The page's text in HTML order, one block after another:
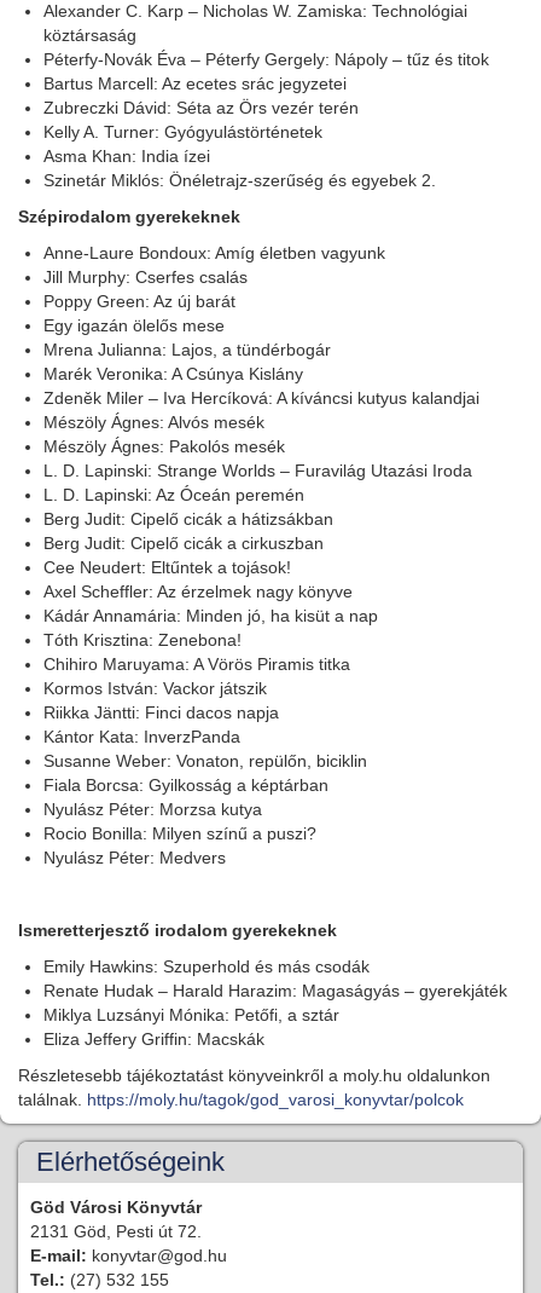
Alexander C. Karp – Nicholas W. Zamiska: Technológiai
köztársaság
Péterfy-Novák Éva – Péterfy Gergely: Nápoly – tűz és titok
Bartus Marcell: Az ecetes srác jegyzetei
Zubreczki Dávid: Séta az Örs vezér terén
Kelly A. Turner: Gyógyulástörténetek
Asma Khan: India ízei
Szinetár Miklós: Önéletrajz-szerűség és egyebek 2.
Szépirodalom gyerekeknek
Anne-Laure Bondoux: Amíg életben vagyunk
Jill Murphy: Cserfes csalás
Poppy Green: Az új barát
Egy igazán ölelős mese
Mrena Julianna: Lajos, a tündérbogár
Marék Veronika: A Csúnya Kislány
Zdeněk Miler – Iva Hercíková: A kíváncsi kutyus kalandjai
Mészöly Ágnes: Alvós mesék
Mészöly Ágnes: Pakolós mesék
L. D. Lapinski: Strange Worlds – Furavilág Utazási Iroda
L. D. Lapinski: Az Óceán peremén
Berg Judit: Cipelő cicák a hátizsákban
Berg Judit: Cipelő cicák a cirkuszban
Cee Neudert: Eltűntek a tojások!
Axel Scheffler: Az érzelmek nagy könyve
Kádár Annamária: Minden jó, ha kisüt a nap
Tóth Krisztina: Zenebona!
Chihiro Maruyama: A Vörös Piramis titka
Kormos István: Vackor játszik
Riikka Jäntti: Finci dacos napja
Kántor Kata: InverzPanda
Susanne Weber: Vonaton, repülőn, biciklin
Fiala Borcsa: Gyilkosság a képtárban
Nyulász Péter: Morzsa kutya
Rocio Bonilla: Milyen színű a puszi?
Nyulász Péter: Medvers
Ismeretterjesztő irodalom gyerekeknek
Emily Hawkins: Szuperhold és más csodák
Renate Hudak – Harald Harazim: Magaságyás – gyerekjáték
Miklya Luzsányi Mónika: Petőfi, a sztár
Eliza Jeffery Griffin: Macskák
Részletesebb tájékoztatást könyveinkről a moly.hu oldalunkon
találnak. https://moly.hu/tagok/god_varosi_konyvtar/polcok
Elérhetőségeink
Göd Városi Könyvtár
2131 Göd, Pesti út 72.
E-mail: konyvtar@god.hu
Tel.: (27) 532 155